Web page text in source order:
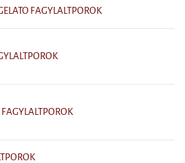
FAGYLALTPOROK